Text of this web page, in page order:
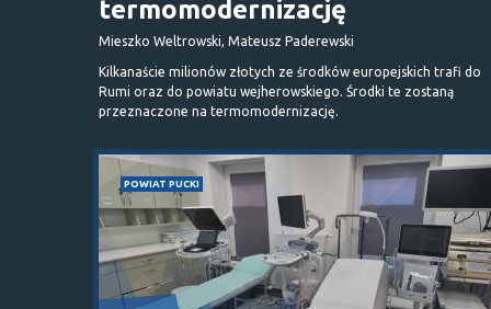
termomodernizację
Mieszko Weltrowski, Mateusz Paderewski
Kilkanaście milionów złotych ze środków europejskich trafi do
Rumi oraz do powiatu wejherowskiego. Środki te zostaną
przeznaczone na termomodernizację.
POWIAT PUCKI